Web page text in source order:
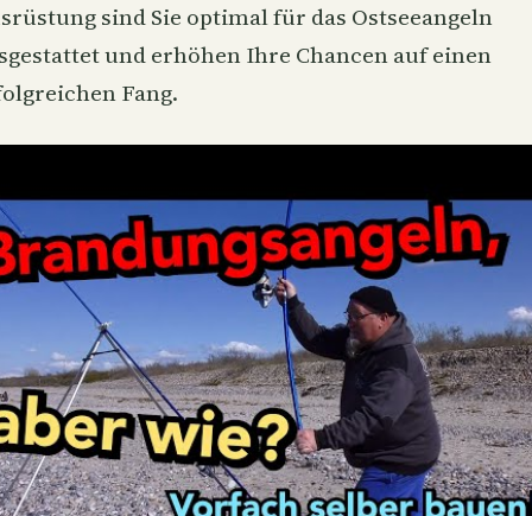
sind Sie optimal für das Ostseeangeln
und erhöhen Ihre Chancen auf einen
Fang.